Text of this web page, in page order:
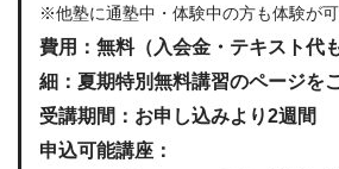
※他塾に通塾中・体験中の方も体験が可
費用：無料（入会金・テキスト代
細：夏期特別無料講習のページを
受講期間：お申し込みより2週間
申込可能講座：